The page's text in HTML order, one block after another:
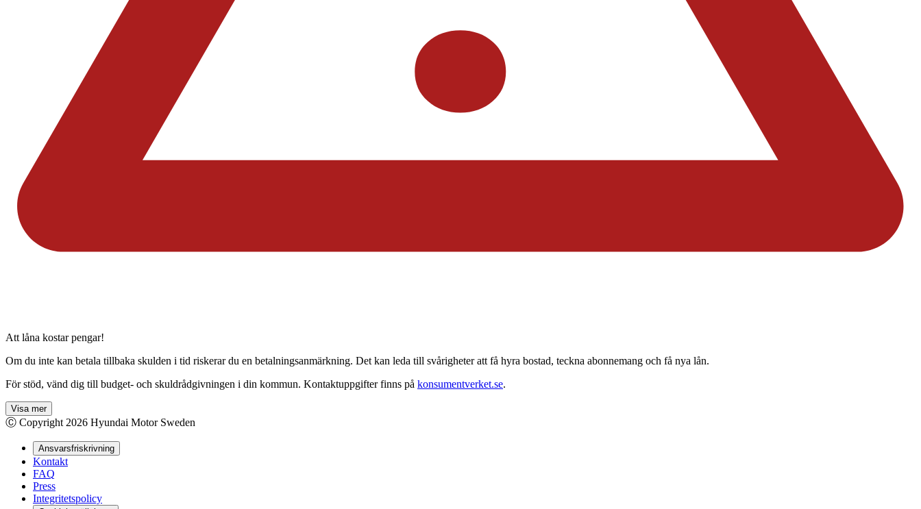
Att låna kostar pengar!
Om du inte kan betala tillbaka skulden i tid riskerar du en betalningsanmärkning. Det kan leda till svårigheter att få hyra bostad, teckna abonnemang och få nya lån.
För stöd, vänd dig till budget- och skuldrådgivningen i din kommun. Kontaktuppgifter finns på konsumentverket.se.
Visa mer
Ⓒ Copyright 2026 Hyundai Motor Sweden
Ansvarsfriskrivning
Kontakt
FAQ
Press
Integritetspolicy